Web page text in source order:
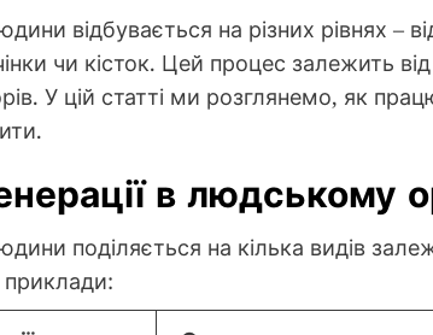
відбувається на різних рівнях –
чи кісток. Цей процес залежить
У цій статті ми розглянемо, як
в людському
поділяється на кілька видів
приклади: